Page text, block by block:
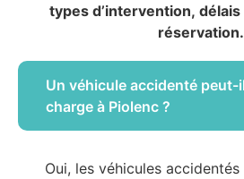
types d’intervention,
réservation.
Un véhicule accidenté peut-
charge à Piolenc ?
Oui, les véhicules